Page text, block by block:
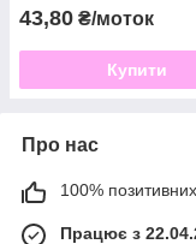
43,80 ₴/моток
Купити
Про нас
100% позитивних
Працює з